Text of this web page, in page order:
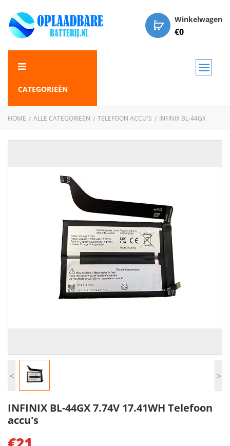
Winkelwagen
€0
CATEGORIEËN
HOME ALLE CATEGORIEËN TELEFOON ACCU'S INFINIX BL-44GX
< >
INFINIX BL-44GX 7.74V 17.41WH Telefoon
accu's